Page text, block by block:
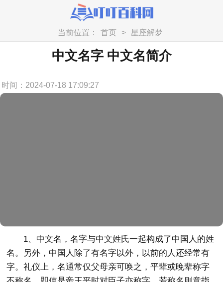
当前位置： 首页 > 星座解梦
中文名字 中文名简介
时间：2024-07-18 17:09:27
1、中文名，名字与中文姓氏一起构成了中国人的姓
名。另外，中国人除了有名字以外，以前的人还经常有
字。礼仪上，名通常仅父母亲可唤之，平辈或晚辈称字